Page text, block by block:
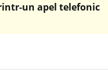
un apel telefonic